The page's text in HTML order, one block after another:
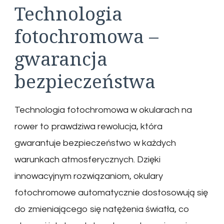
Technologia
fotochromowa –
gwarancja
bezpieczeństwa
Technologia fotochromowa w okularach na
rower to prawdziwa rewolucja, która
gwarantuje bezpieczeństwo w każdych
warunkach atmosferycznych. Dzięki
innowacyjnym rozwiązaniom, okulary
fotochromowe automatycznie dostosowują się
do zmieniającego się natężenia światła, co